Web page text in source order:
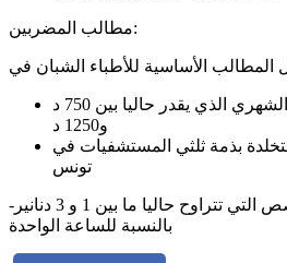
مطالب المضربين:
المطالب الأساسية للأطباء الشبان في
مراجعة المنح وأجرهم الشهري الذي يقدر حاليا بين 750 د
و1250 د
بذمة ثلثي المستشفيات في
تونس
-مراجعة تعريفة هذه الحصص التي تتراوح حاليا ما بين 1 و 3 دنانير
بالنسبة للساعة الواحدة